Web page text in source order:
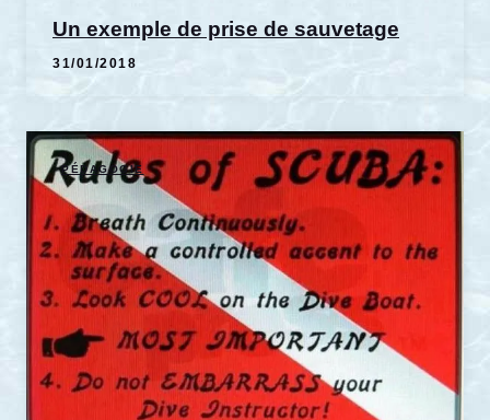
Un exemple de prise de sauvetage
31/01/2018
PÉDAGOGIE